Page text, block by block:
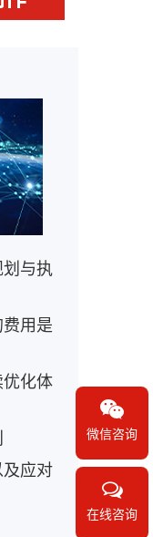
与执
用是
化体
及应对
微信咨询
在线咨询